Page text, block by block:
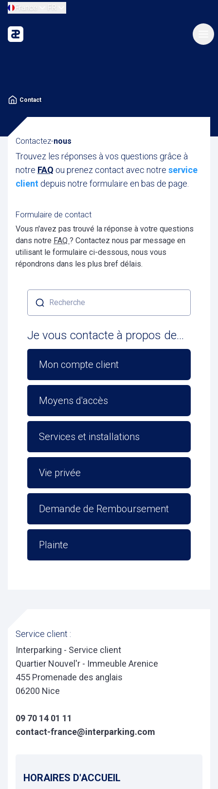
France FR
Contact
Contactez-nous
Trouvez les réponses à vos questions grâce à
notre FAQ ou prenez contact avec notre service
client depuis notre formulaire en bas de page.
Formulaire de contact
Vous n'avez pas trouvé la réponse à votre questions
dans notre FAQ ? Contactez nous par message en
utilisant le formulaire ci-dessous, nous vous
répondrons dans les plus bref délais.
Recherche
Je vous contacte à propos de…
Mon compte client
Moyens d'accès
Services et installations
Vie privée
Demande de Remboursement
Plainte
Service client :
Interparking - Service client
Quartier Nouvel'r - Immeuble Arenice
455 Promenade des anglais
06200 Nice
09 70 14 01 11
contact-france@interparking.com
HORAIRES D'ACCUEIL